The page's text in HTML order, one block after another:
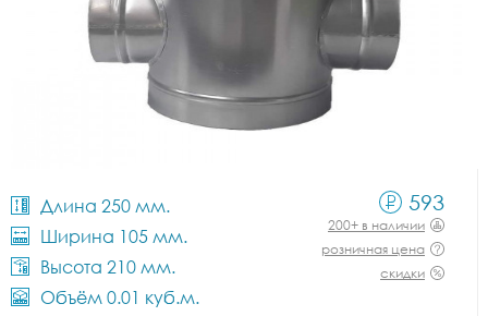
Длина 250 мм.
Ширина 105 мм.
Высота 210 мм.
Объём 0.01 куб.м.
593
200+ в наличии
розничная цена
скидки